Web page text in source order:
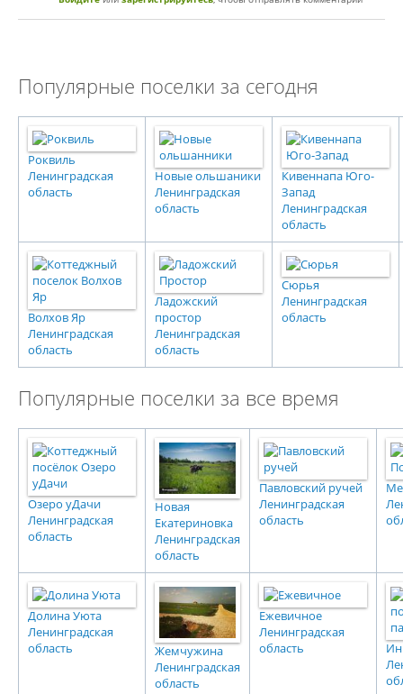
Популярные поселки за сегодня
Роквиль
Ленинградская
область
Новые ольшаники
Ленинградская
область
Кивеннапа Юго-
Запад
Ленинградская
область
Волхов Яр
Ленинградская
область
Ладожский
простор
Ленинградская
область
Сюрья
Ленинградская
область
Популярные поселки за все время
Озеро уДачи
Ленинградская
область
Новая
Екатериновка
Ленинградская
область
Павловский ручей
Ленинградская
область
Долина Уюта
Ленинградская
область
Жемчужина
Ленинградская
область
Ежевичное
Ленинградская
область